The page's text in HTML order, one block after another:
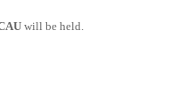
will be held.